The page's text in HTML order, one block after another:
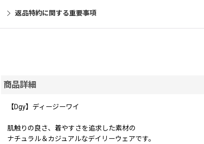
返品特約に関する重要事項
商品詳細
【Dgy】ディージーワイ
肌触りの良さ、着やすさを追求した素材の
ナチュラル＆カジュアルなデイリーウェアです。